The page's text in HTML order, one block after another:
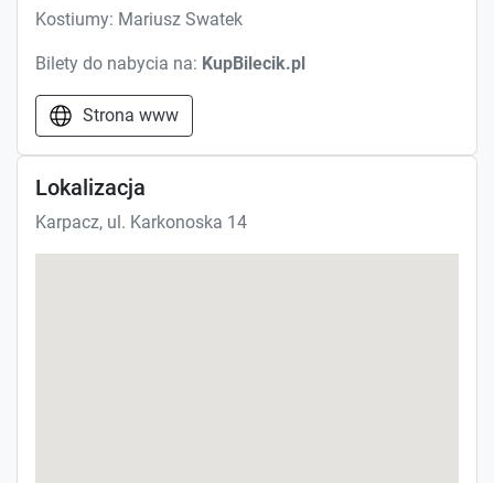
Kostiumy: Mariusz Swatek
Bilety do nabycia na: KupBilecik.pl
Strona www
Lokalizacja
Karpacz, ul. Karkonoska 14